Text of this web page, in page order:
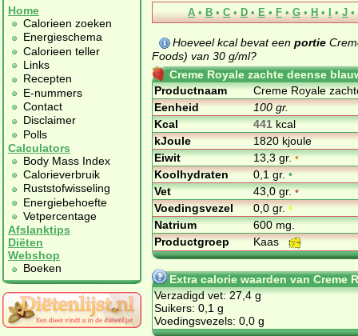
Home
Calorieen zoeken
Energieschema
Calorieen teller
Links
Recepten
E-nummers
Contact
Disclaimer
Polls
Calculators
Body Mass Index
Calorieverbruik
Ruststofwisseling
Energiebehoefte
Vetpercentage
Afslanktips
Diëten
Webshop
Boeken
A • B • C • D • E • F • G • H • I • J •
Hoeveel kcal bevat een portie
Foods) van 30 g/ml?
Creme Royale zachte deense
Productnaam
Creme Royale
Eenheid
100 gr.
Kcal
441kcal
kJoule
1820 kjoule
Eiwit
13,3 gr.•
Koolhydraten
0,1 gr.•
Vet
43,0 gr.•
Voedingsvezel
0,0 gr.•
Natrium
600 mg.
Productgroep
Kaas
Extra calorie waarden van Creme
Verzadigd vet: 27,4 g
Suikers: 0,1 g
Voedingsvezels: 0,0 g